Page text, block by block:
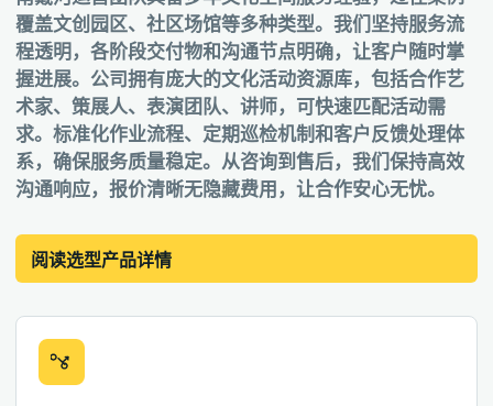
覆盖文创园区、社区场馆等多种类型。我们坚持服务流
程透明，各阶段交付物和沟通节点明确，让客户随时掌
握进展。公司拥有庞大的文化活动资源库，包括合作艺
术家、策展人、表演团队、讲师，可快速匹配活动需
求。标准化作业流程、定期巡检机制和客户反馈处理体
系，确保服务质量稳定。从咨询到售后，我们保持高效
沟通响应，报价清晰无隐藏费用，让合作安心无忧。
阅读选型产品详情